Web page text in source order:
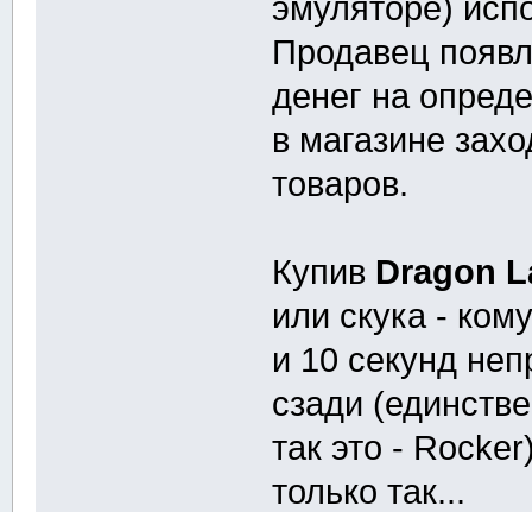
эмуляторе)
Продавец
денег на
в магазине
товаров.
Купив Dragon
или скука -
и 10 секунд
сзади
так это -
только так...